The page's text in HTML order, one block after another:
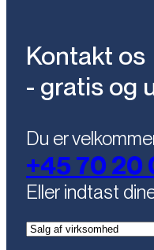
Kontakt os
- gratis og
Du er
+45 70 20
Eller indtast
Kontaktemne